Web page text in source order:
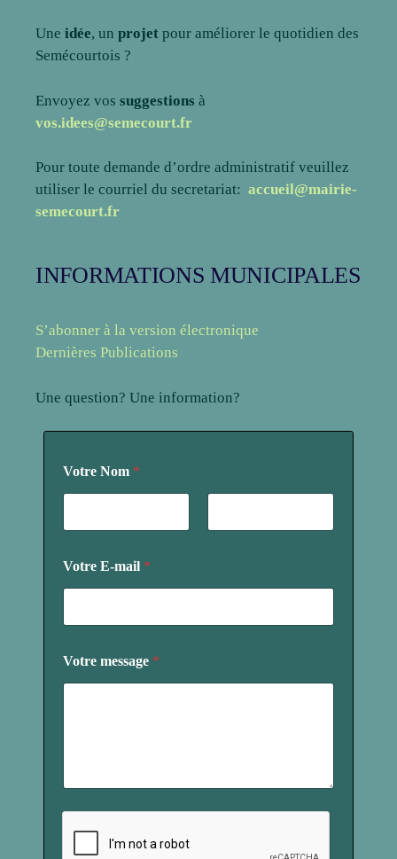
Une idée, un projet pour améliorer le quotidien des
Semécourtois ?
Envoyez vos suggestions à
vos.idees@semecourt.fr
Pour toute demande d’ordre administratif veuillez
utiliser le courriel du secretariat: accueil@mairie-
semecourt.fr
INFORMATIONS MUNICIPALES
S’abonner à la version électronique
Dernières Publications
Une question? Une information?
o
m
o
r
e
E
m
i
Votre Nom *
Votre E-mail *
Votre message *